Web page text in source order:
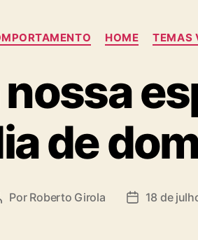
Categorias
HOME TEMAS
de
Por Roberto Girola
Data18 de